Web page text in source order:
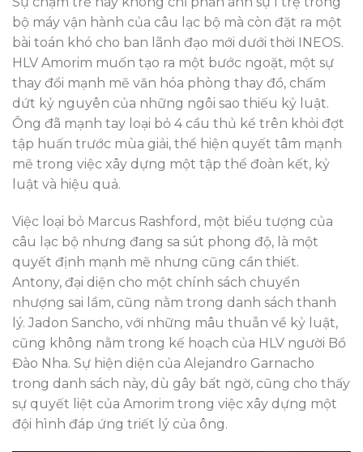
bộ máy vận hành của câu lạc bộ mà còn đặt ra một
bài toán khó cho ban lãnh đạo mới dưới thời INEOS.
HLV Amorim muốn tạo ra một bước ngoặt, một sự
thay đổi mạnh mẽ văn hóa phòng thay đồ, chấm
dứt kỷ nguyên của những ngôi sao thiếu kỷ luật.
Ông đã mạnh tay loại bỏ 4 cầu thủ kể trên khỏi đợt
tập huấn trước mùa giải, thể hiện quyết tâm mạnh
mẽ trong việc xây dựng một tập thể đoàn kết, kỷ
luật và hiệu quả.
Việc loại bỏ Marcus Rashford, một biểu tượng của
câu lạc bộ nhưng đang sa sút phong độ, là một
quyết định mạnh mẽ nhưng cũng cần thiết.
Antony, đại diện cho một chính sách chuyển
nhượng sai lầm, cũng nằm trong danh sách thanh
lý. Jadon Sancho, với những mâu thuẫn về kỷ luật,
cũng không nằm trong kế hoạch của HLV người Bồ
Đào Nha. Sự hiện diện của Alejandro Garnacho
trong danh sách này, dù gây bất ngờ, cũng cho thấy
sự quyết liệt của Amorim trong việc xây dựng một
đội hình đáp ứng triết lý của ông.